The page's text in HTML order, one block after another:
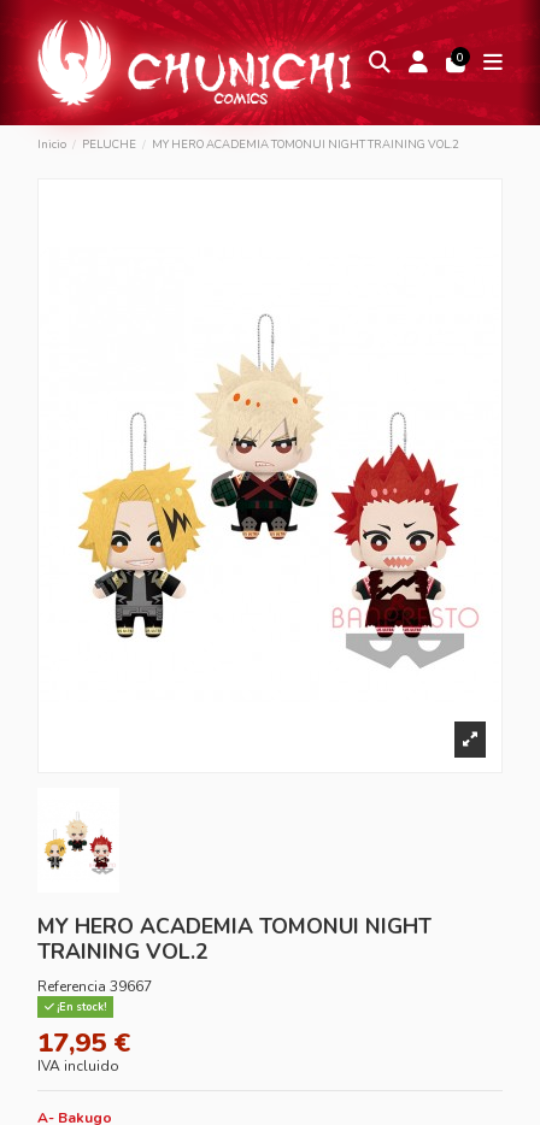
0
Inicio PELUCHE MY HERO ACADEMIA TOMONUI NIGHT TRAINING VOL.2
MY HERO ACADEMIA TOMONUI NIGHT
TRAINING VOL.2
Referencia 39667
¡En stock!
17,95 €
IVA incluido
A- Bakugo